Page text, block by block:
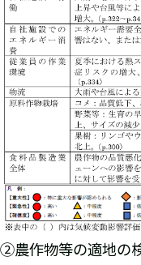
②農作物等の適地の